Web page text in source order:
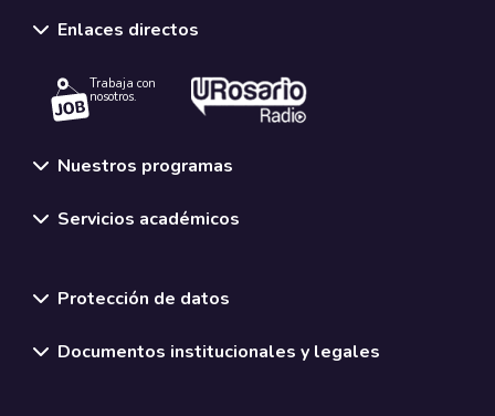
Enlaces directos
Trabaja con
nosotros.
Nuestros programas
Servicios académicos
Protección de datos
Documentos institucionales y legales